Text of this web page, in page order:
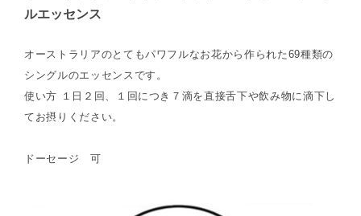
ルエッセンス
オーストラリアのとてもパワフルなお花から作られた69種類の
シングルのエッセンスです。
使い方 １日２回、１回につき７滴を直接舌下や飲み物に滴下し
てお摂りください。
ドーセージ 可